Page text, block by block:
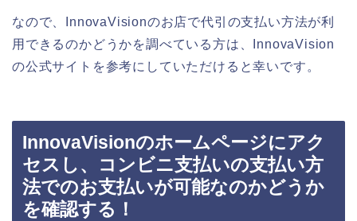
なので、InnovaVisionのお店で代引の支払い方法が利
用できるのかどうかを調べている方は、InnovaVision
の公式サイトを参考にしていただけると幸いです。
InnovaVisionのホームページにアク
セスし、コンビニ支払いの支払い方
法でのお支払いが可能なのかどうか
を確認する！